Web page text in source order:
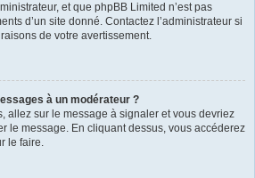
et que phpBB Limited n’est pas
d’un site donné. Contactez l’administrateur si
de votre avertissement.
à un modérateur ?
allez sur le message à signaler et vous devriez
le message. En cliquant dessus, vous accéderez
le faire.